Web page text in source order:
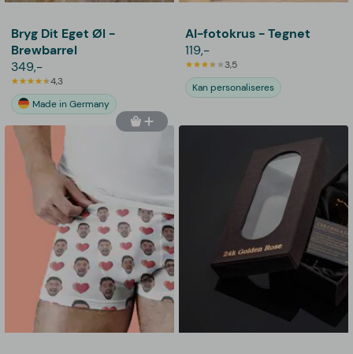
Bryg Dit Eget Øl -
Brewbarrel
349,-
4,3
Made in Germany
AI-fotokrus - Tegnet
119,-
3,5
Kan personaliseres